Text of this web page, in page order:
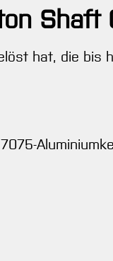
Shaft
hat, die